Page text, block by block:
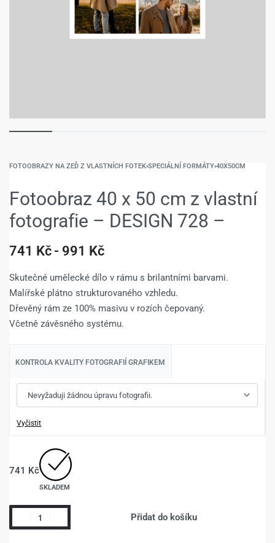
FOTOOBRAZY NA ZEĎ Z VLASTNÍCH FOTEK›SPECIÁLNÍ FORMÁTY›40X50CM
Fotoobraz 40 x 50 cm z vlastní
fotografie – DESIGN 728 –
741 Kč 991 Kč
Skutečné umělecké dílo v rámu s brilantními barvami.
Malířské plátno strukturovaného vzhledu.
Dřevěný rám ze 100% masivu v rozích čepovaný.
Včetně závěsného systému.
KONTROLA KVALITY FOTOGRAFIÍ GRAFIKEM
Vyčistit
741 Kč
SKLADEM
Přidat do košíku